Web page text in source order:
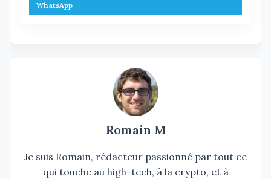
WhatsApp
Romain M
Je suis Romain, rédacteur passionné par tout ce
qui touche au high-tech, à la crypto, et à